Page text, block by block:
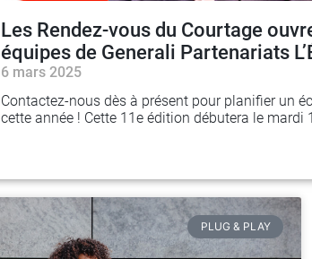
Les Rendez-vous du Courtage
équipes de Generali Partenariats
6 mars 2025
Contactez-nous dès à présent pour planifier un
cette année ! Cette 11e édition débutera le
PLUG & PLAY